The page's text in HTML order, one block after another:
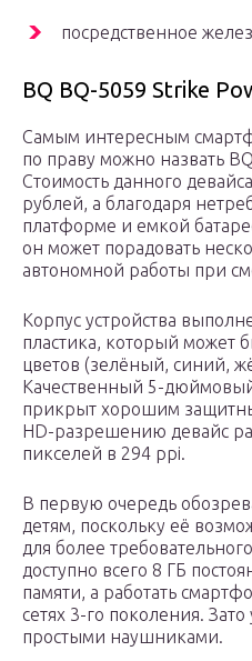
посредственное
BQ BQ-5059 Strike
Самым интересным
по праву можно назвать
Стоимость данного
рублей, а благодаря
платформе и емкой
он может порадовать
автономной работы при
Корпус устройства
пластика, который может
цветов (зелёный, синий,
Качественный 5-
прикрыт хорошим
HD-разрешению девайс
пикселей в 294 ppi.
В первую очередь
детям, поскольку её
для более
доступно всего 8 ГБ
памяти, а работать
сетях 3-го поколения. Зато
простыми наушниками.